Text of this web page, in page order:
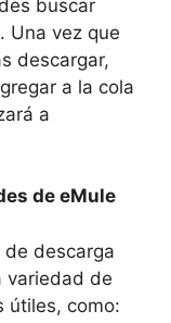
buscar
Una vez que
descargar,
a la cola
a
de eMule
descarga
variedad de
útiles, como: